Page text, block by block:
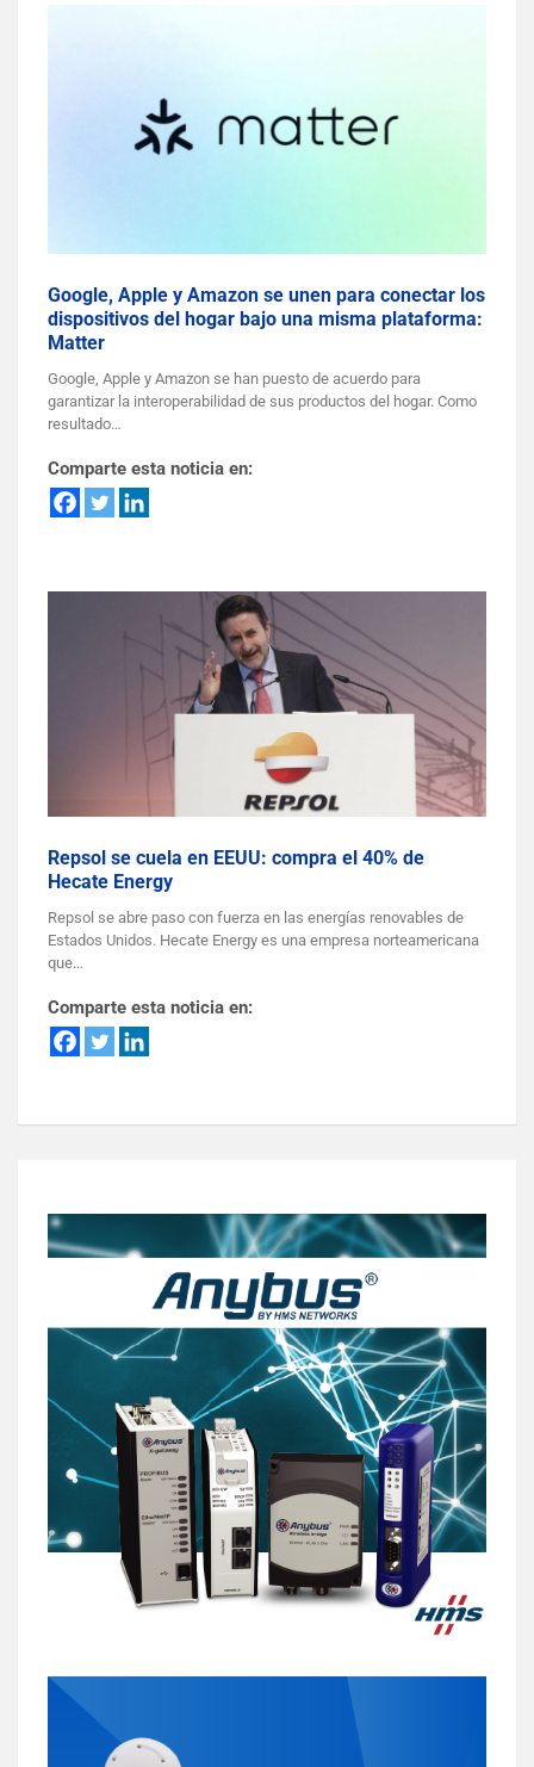
Google, Apple y Amazon se unen para conectar los
dispositivos del hogar bajo una misma plataforma:
Matter
Google, Apple y Amazon se han puesto de acuerdo para
garantizar la interoperabilidad de sus productos del hogar. Como
resultado…
Comparte esta noticia en:
Repsol se cuela en EEUU: compra el 40% de
Hecate Energy
Repsol se abre paso con fuerza en las energías renovables de
Estados Unidos. Hecate Energy es una empresa norteamericana
que…
Comparte esta noticia en: